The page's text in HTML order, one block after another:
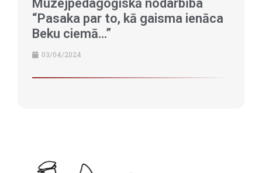
Muzejpedagoģiskā nodarbība
“Pasaka par to, kā gaisma ienāca
Beku ciemā…”
03/04/2024